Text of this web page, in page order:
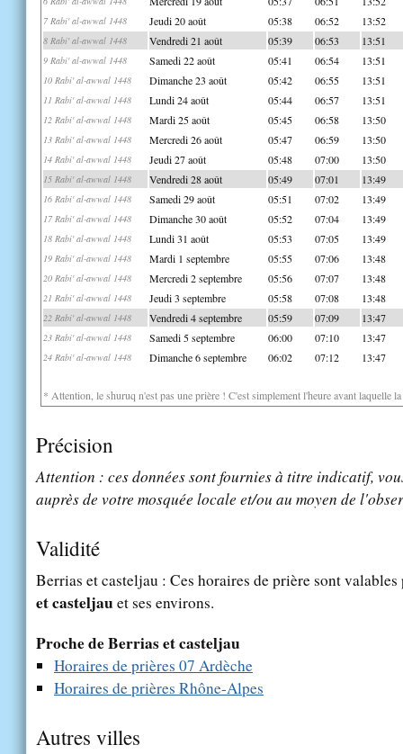
7 Rabi' al-awwal 1448 Jeudi 20 août 05:38 06:52 13:52
8 Rabi' al-awwal 1448 Vendredi 21 août 05:39 06:53 13:51
9 Rabi' al-awwal 1448 Samedi 22 août 05:41 06:54 13:51
10 Rabi' al-awwal 1448 Dimanche 23 août 05:42 06:55 13:51
11 Rabi' al-awwal 1448 Lundi 24 août 05:44 06:57 13:51
12 Rabi' al-awwal 1448 Mardi 25 août 05:45 06:58 13:50
13 Rabi' al-awwal 1448 Mercredi 26 août 05:47 06:59 13:50
14 Rabi' al-awwal 1448 Jeudi 27 août 05:48 07:00 13:50
15 Rabi' al-awwal 1448 Vendredi 28 août 05:49 07:01 13:49
16 Rabi' al-awwal 1448 Samedi 29 août 05:51 07:02 13:49
17 Rabi' al-awwal 1448 Dimanche 30 août 05:52 07:04 13:49
18 Rabi' al-awwal 1448 Lundi 31 août 05:53 07:05 13:49
19 Rabi' al-awwal 1448 Mardi 1 septembre 05:55 07:06 13:48
20 Rabi' al-awwal 1448 Mercredi 2 septembre 05:56 07:07 13:48
21 Rabi' al-awwal 1448 Jeudi 3 septembre 05:58 07:08 13:48
22 Rabi' al-awwal 1448 Vendredi 4 septembre 05:59 07:09 13:47
23 Rabi' al-awwal 1448 Samedi 5 septembre 06:00 07:10 13:47
24 Rabi' al-awwal 1448 Dimanche 6 septembre 06:02 07:12 13:47
* Attention, le shuruq n'est pas une prière ! C'est simplement l'heure avant laquelle
Précision
Attention : ces données sont fournies à titre indicatif,
auprès de votre mosquée locale et/ou au moyen de
Validité
Berrias et casteljau : Ces horaires de prière sont
et casteljauet ses environs.
Proche de Berrias et casteljau
Horaires de prières 07 Ardèche
Horaires de prières Rhône-Alpes
Autres villes